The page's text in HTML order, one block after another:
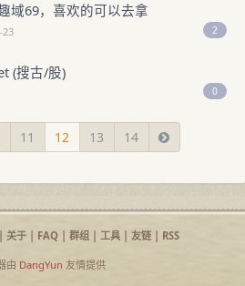
域69，喜欢的可以去拿
23 2
(搜古/股)
0
11 12 13 14
关于| FAQ| 群组| 工具| 友链| RSS
由 DangYun 友情提供